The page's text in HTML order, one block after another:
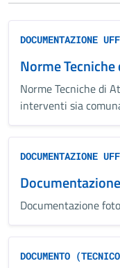
DOCUMENTAZIONE
Norme
Norme Tecniche di
interventi sia
DOCUMENTAZIONE
Documentazione
DOCUMENTO